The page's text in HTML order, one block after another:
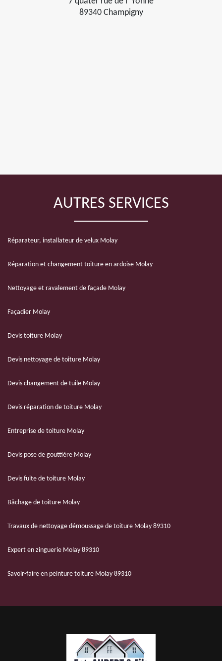
89340 Champigny
AUTRES SERVICES
Réparateur, installateur de velux Molay
Réparation et changement toiture en ardoise Molay
Nettoyage et ravalement de façade Molay
Façadier Molay
Devis toiture Molay
Devis nettoyage de toiture Molay
Devis changement de tuile Molay
Devis réparation de toiture Molay
Entreprise de toiture Molay
Devis pose de gouttière Molay
Devis fuite de toiture Molay
Bâchage de toiture Molay
Travaux de nettoyage démoussage de toiture Molay 89310
Expert en zinguerie Molay 89310
Savoir-faire en peinture toiture Molay 89310